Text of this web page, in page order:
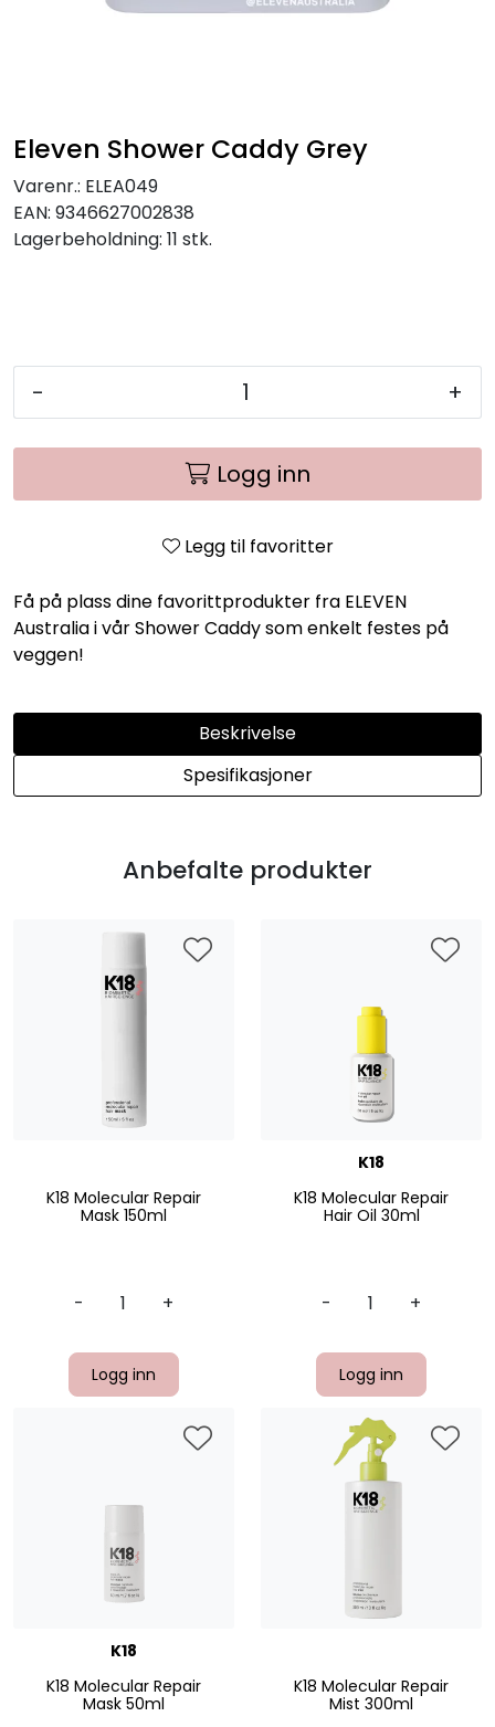
Eleven Shower Caddy Grey
Varenr.: ELEA049
EAN: 9346627002838
Lagerbeholdning: 11 stk.
- +
Logg inn
Legg til favoritter
Få på plass dine favorittprodukter fra ELEVEN
Australia i vår Shower Caddy som enkelt festes på
veggen!
Beskrivelse
Spesifikasjoner
Anbefalte produkter
K18 Molecular Repair
Mask 150ml
- +
Logg inn
K18
K18 Molecular Repair
Hair Oil 30ml
- +
Logg inn
K18
K18 Molecular Repair
Mask 50ml
K18 Molecular Repair
Mist 300ml